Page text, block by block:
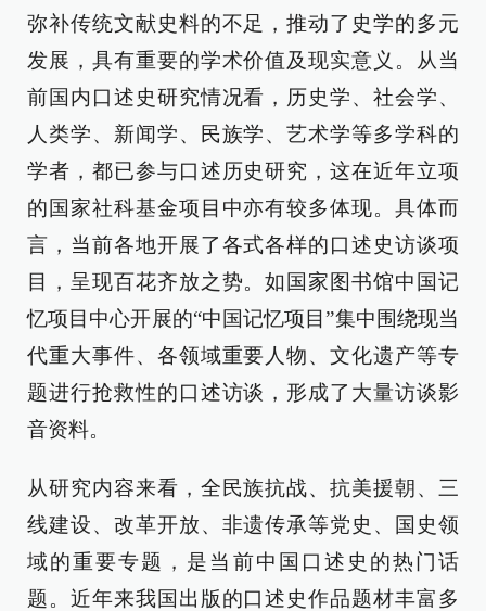
弥补传统文献史料的不足，推动了史学的多元
发展，具有重要的学术价值及现实意义。从当
前国内口述史研究情况看，历史学、社会学、
人类学、新闻学、民族学、艺术学等多学科的
学者，都已参与口述历史研究，这在近年立项
的国家社科基金项目中亦有较多体现。具体而
言，当前各地开展了各式各样的口述史访谈项
目，呈现百花齐放之势。如国家图书馆中国记
忆项目中心开展的“中国记忆项目”集中围绕现当
代重大事件、各领域重要人物、文化遗产等专
题进行抢救性的口述访谈，形成了大量访谈影
音资料。
从研究内容来看，全民族抗战、抗美援朝、三
线建设、改革开放、非遗传承等党史、国史领
域的重要专题，是当前中国口述史的热门话
题。近年来我国出版的口述史作品题材丰富多